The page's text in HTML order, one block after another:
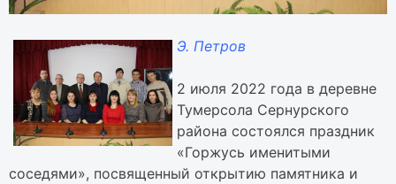
Э. Петров
2 июля 2022 года в деревне
Тумерсола Сернурского
района состоялся праздник
«Горжусь именитыми
соседями», посвященный открытию памятника и